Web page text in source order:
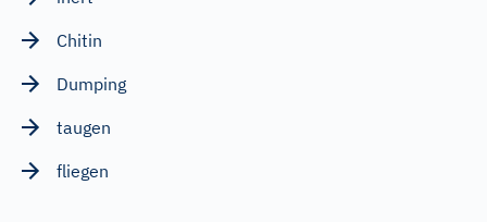
Chitin
Dumping
taugen
fliegen